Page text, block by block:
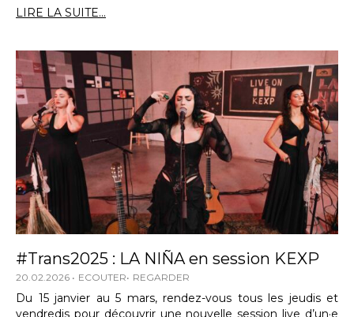
LIRE LA SUITE...
#Trans2025 : LA NIÑA en session KEXP
20.02.2026 ECOUTER REGARDER
Du 15 janvier au 5 mars, rendez-vous tous les jeudis et
vendredis pour découvrir une nouvelle session live d’un·e